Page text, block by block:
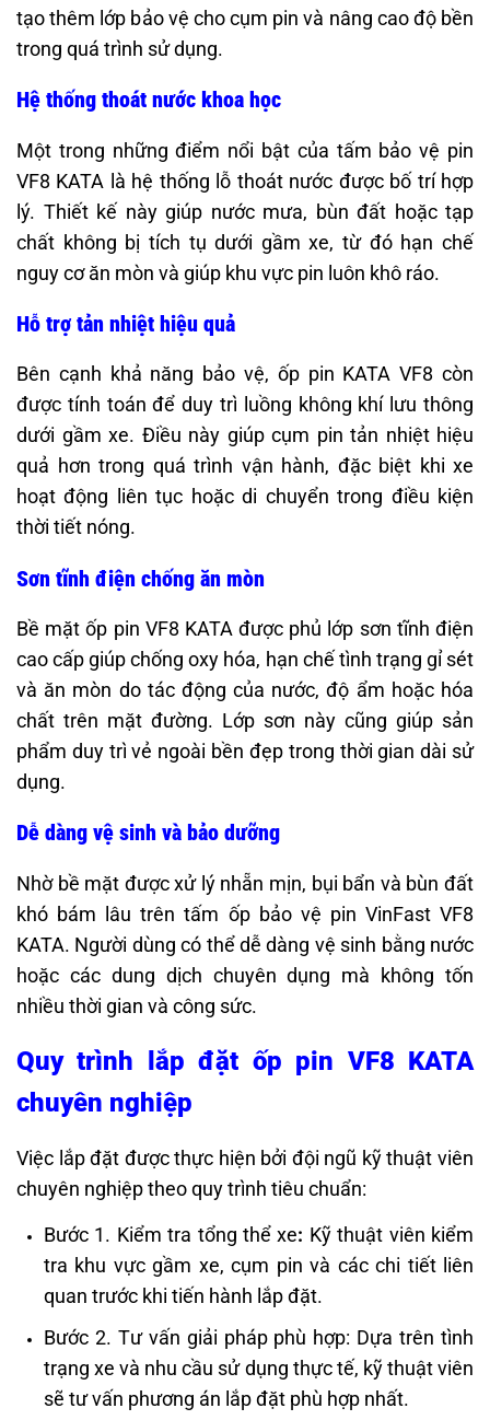
tạo thêm lớp bảo vệ cho cụm pin và nâng cao độ bền
trong quá trình sử dụng.
Hệ thống thoát nước khoa học
Một trong những điểm nổi bật của tấm bảo vệ pin
VF8 KATA là hệ thống lỗ thoát nước được bố trí hợp
lý. Thiết kế này giúp nước mưa, bùn đất hoặc tạp
chất không bị tích tụ dưới gầm xe, từ đó hạn chế
nguy cơ ăn mòn và giúp khu vực pin luôn khô ráo.
Hỗ trợ tản nhiệt hiệu quả
Bên cạnh khả năng bảo vệ, ốp pin KATA VF8 còn
được tính toán để duy trì luồng không khí lưu thông
dưới gầm xe. Điều này giúp cụm pin tản nhiệt hiệu
quả hơn trong quá trình vận hành, đặc biệt khi xe
hoạt động liên tục hoặc di chuyển trong điều kiện
thời tiết nóng.
Sơn tĩnh điện chống ăn mòn
Bề mặt ốp pin VF8 KATA được phủ lớp sơn tĩnh điện
cao cấp giúp chống oxy hóa, hạn chế tình trạng gỉ sét
và ăn mòn do tác động của nước, độ ẩm hoặc hóa
chất trên mặt đường. Lớp sơn này cũng giúp sản
phẩm duy trì vẻ ngoài bền đẹp trong thời gian dài sử
dụng.
Dễ dàng vệ sinh và bảo dưỡng
Nhờ bề mặt được xử lý nhẵn mịn, bụi bẩn và bùn đất
khó bám lâu trên tấm ốp bảo vệ pin VinFast VF8
KATA. Người dùng có thể dễ dàng vệ sinh bằng nước
hoặc các dung dịch chuyên dụng mà không tốn
nhiều thời gian và công sức.
Quy trình lắp đặt ốp pin VF8 KATA
chuyên nghiệp
Việc lắp đặt được thực hiện bởi đội ngũ kỹ thuật viên
chuyên nghiệp theo quy trình tiêu chuẩn:
Bước 1. Kiểm tra tổng thể xe: Kỹ thuật viên kiểm
tra khu vực gầm xe, cụm pin và các chi tiết liên
quan trước khi tiến hành lắp đặt.
Bước 2. Tư vấn giải pháp phù hợp: Dựa trên tình
trạng xe và nhu cầu sử dụng thực tế, kỹ thuật viên
sẽ tư vấn phương án lắp đặt phù hợp nhất.